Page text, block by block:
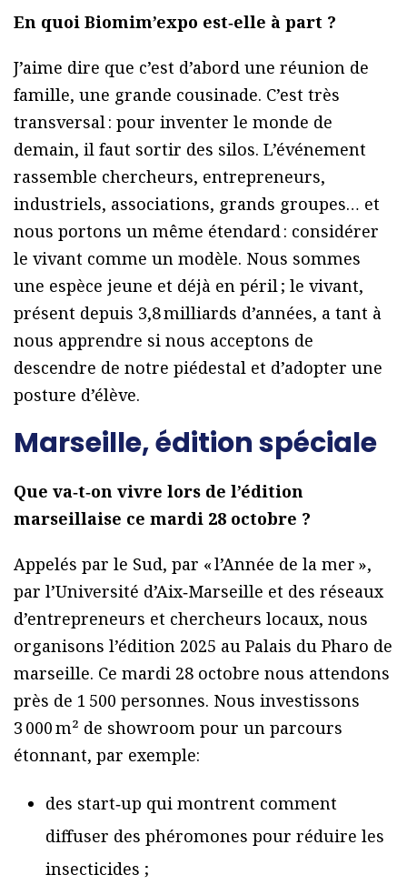
En quoi Biomim’expo est‑elle à part ?
J’aime dire que c’est d’abord une réunion de
famille, une grande cousinade. C’est très
transversal : pour inventer le monde de
demain, il faut sortir des silos. L’événement
rassemble chercheurs, entrepreneurs,
industriels, associations, grands groupes… et
nous portons un même étendard : considérer
le vivant comme un modèle. Nous sommes
une espèce jeune et déjà en péril ; le vivant,
présent depuis 3,8 milliards d’années, a tant à
nous apprendre si nous acceptons de
descendre de notre piédestal et d’adopter une
posture d’élève.
Marseille, édition spéciale
Que va‑t‑on vivre lors de l’édition
marseillaise ce mardi 28 octobre ?
Appelés par le Sud, par « l’Année de la mer »,
par l’Université d’Aix‑Marseille et des réseaux
d’entrepreneurs et chercheurs locaux, nous
organisons l’édition 2025 au Palais du Pharo de
marseille. Ce mardi 28 octobre nous attendons
près de 1 500 personnes. Nous investissons
3 000 m² de showroom pour un parcours
étonnant, par exemple:
des start‑up qui montrent comment
diffuser des phéromones pour réduire les
insecticides ;